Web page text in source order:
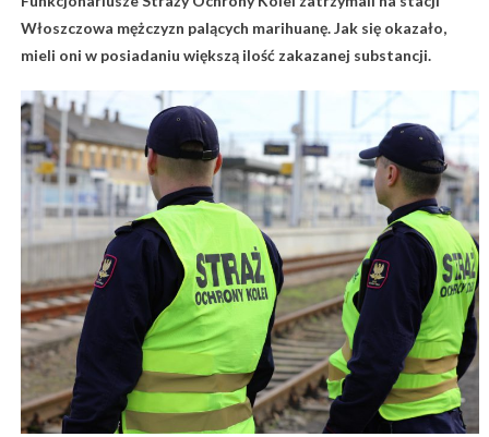
Włoszczowa mężczyzn palących marihuanę. Jak się okazało,
mieli oni w posiadaniu większą ilość zakazanej substancji.